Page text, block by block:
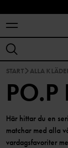
START ALLA
PO.P
Här hittar du en
matchar med alla
vardagsfavoriter